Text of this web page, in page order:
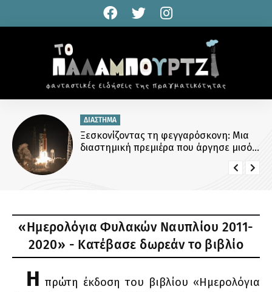
ΠΑΡΑΝΟΜΙΕΣ
Παρκαρισμένος με αλάρμ μόνο για ένα
λεπτό πάνω στη διάβαση πεζών
«Ημερολόγια Φυλακών Ναυπλίου 2011-
2020» - Κατέβασε δωρεάν το βιβλίο
Η πρώτη έκδοση του βιβλίου «Ημερολόγια